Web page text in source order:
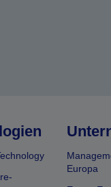
Europa